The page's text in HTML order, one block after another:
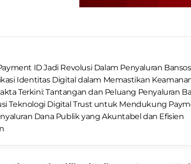
ID Jadi Revolusi Dalam Penyaluran
Identitas Digital dalam Memastikan
Terkini: Tantangan dan Peluang Penyaluran
Teknologi Digital Trust untuk Mendukung
Dana Publik yang Akuntabel dan Efisien